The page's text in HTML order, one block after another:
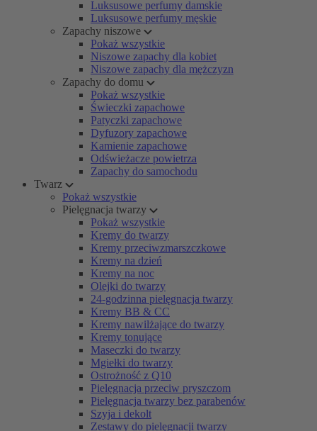
Luksusowe perfumy damskie
Luksusowe perfumy męskie
Zapachy niszowe
Pokaż wszystkie
Niszowe zapachy dla kobiet
Niszowe zapachy dla mężczyzn
Zapachy do domu
Pokaż wszystkie
Świeczki zapachowe
Patyczki zapachowe
Dyfuzory zapachowe
Kamienie zapachowe
Odświeżacze powietrza
Zapachy do samochodu
Twarz
Pokaż wszystkie
Pielęgnacja twarzy
Pokaż wszystkie
Kremy do twarzy
Kremy przeciwzmarszczkowe
Kremy na dzień
Kremy na noc
Olejki do twarzy
24-godzinna pielęgnacja twarzy
Kremy BB & CC
Kremy nawilżające do twarzy
Kremy tonujące
Maseczki do twarzy
Mgiełki do twarzy
Ostrożność z Q10
Pielęgnacja przeciw pryszczom
Pielęgnacja twarzy bez parabenów
Szyja i dekolt
Zestawy do pielęgnacji twarzy